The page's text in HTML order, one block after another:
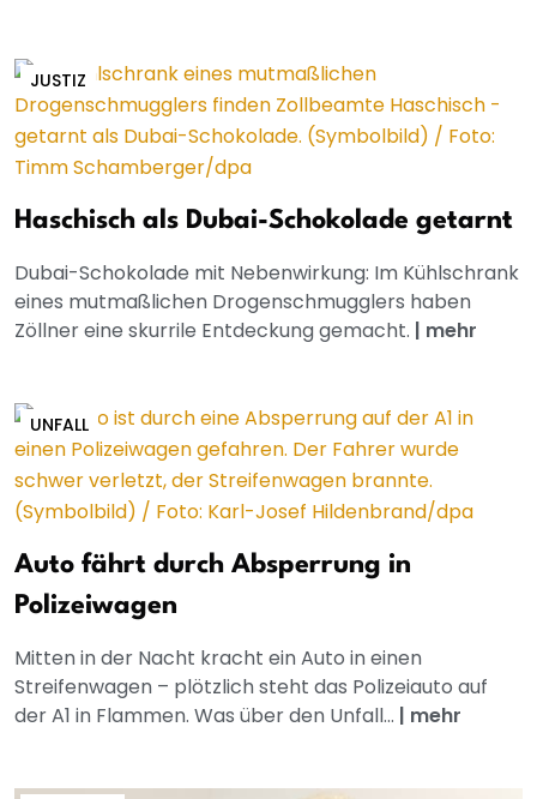
JUSTIZ
Haschisch als Dubai-Schokolade getarnt
Dubai-Schokolade mit Nebenwirkung: Im Kühlschrank
eines mutmaßlichen Drogenschmugglers haben
Zöllner eine skurrile Entdeckung gemacht. | mehr
UNFALL
Auto fährt durch Absperrung in
Polizeiwagen
Mitten in der Nacht kracht ein Auto in einen
Streifenwagen – plötzlich steht das Polizeiauto auf
der A1 in Flammen. Was über den Unfall... | mehr